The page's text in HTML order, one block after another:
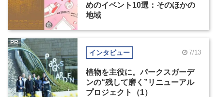
めのイベント10選：そのほかの
地域
インタビュー 7/13
植物を主役に。パークスガーデ
ンの“残して磨く”リニューアル
プロジェクト（1）
PR